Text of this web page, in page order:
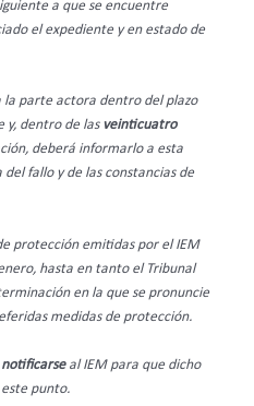
a que se encuentre
el expediente y en estado de
la parte actora dentro del plazo
y, dentro de lasveinticuatro
deberá informarlo a esta
fallo y de las constancias de
protección emitidas por el IEM
hasta en tanto el Tribunal
en la que se pronuncie
medidas de protección.
notificarseal IEM para que dicho
punto.